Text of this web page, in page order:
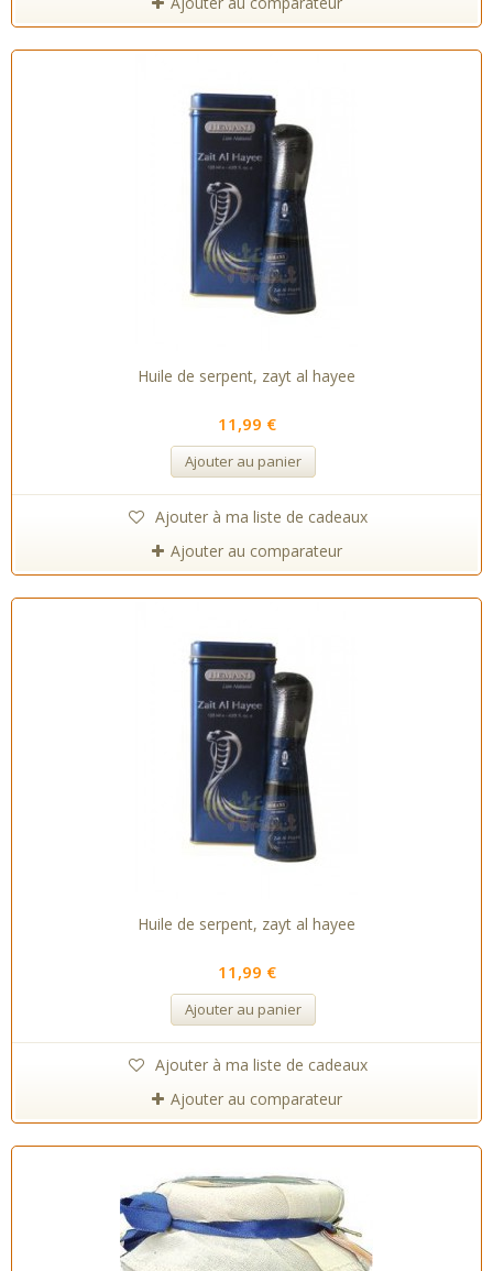
Huile de serpent, zayt al hayee
11,99 €
Ajouter au panier
Ajouter à ma liste de cadeaux
Ajouter au comparateur
Huile de serpent, zayt al hayee
11,99 €
Ajouter au panier
Ajouter à ma liste de cadeaux
Ajouter au comparateur